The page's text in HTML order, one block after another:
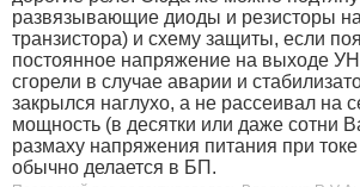
развязывающие диоды и резисторы на
транзистора) и схему защиты, если
постоянное напряжение на выходе
сгорели в случае аварии и
закрылся наглухо, а не рассеивал на
мощность (в десятки или даже сотни
размаху напряжения питания при
обычно делается в БП.